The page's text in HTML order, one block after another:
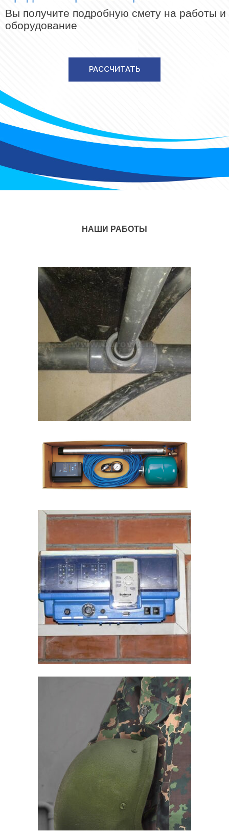
Вы получите подробную смету на работы и
оборудование
РАССЧИТАТЬ
НАШИ РАБОТЫ